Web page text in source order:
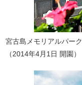
宮古島メモリアルパーク
（2014年4月1日 開園）